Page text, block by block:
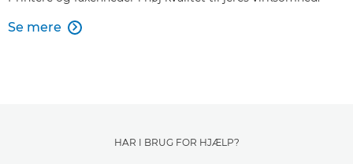
Se mere 
HAR I BRUG FOR HJÆLP?